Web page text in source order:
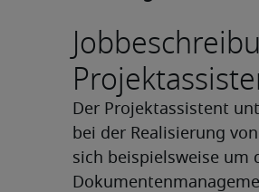
Der Projektassistent
bei der Realisierung
sich beispielsweise um